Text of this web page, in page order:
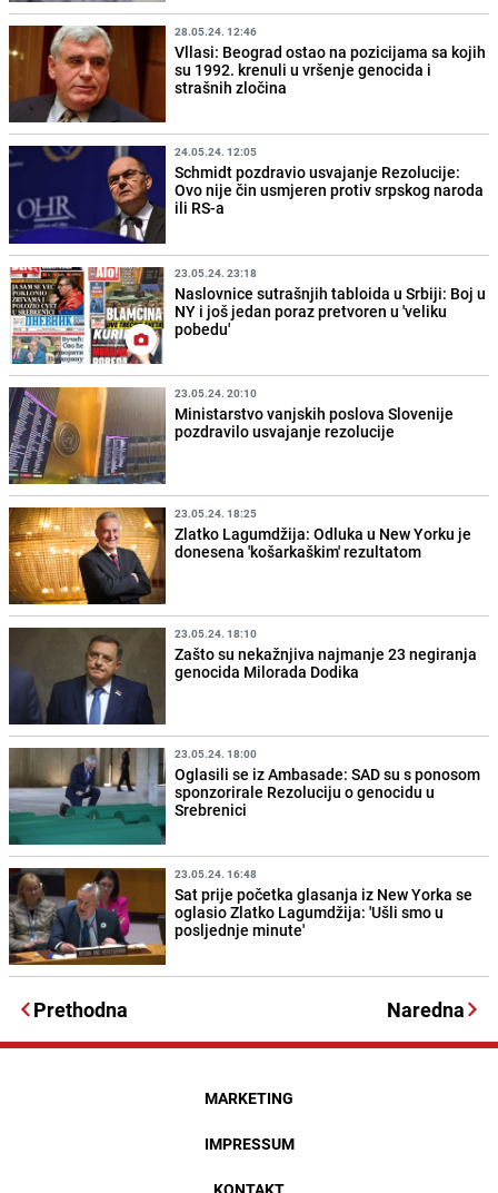
28.05.24. 12:46
Vllasi: Beograd ostao na pozicijama sa kojih
su 1992. krenuli u vršenje genocida i
strašnih zločina
24.05.24. 12:05
Schmidt pozdravio usvajanje Rezolucije:
Ovo nije čin usmjeren protiv srpskog naroda
ili RS-a
23.05.24. 23:18
Naslovnice sutrašnjih tabloida u Srbiji: Boj u
NY i još jedan poraz pretvoren u 'veliku
pobedu'
23.05.24. 20:10
Ministarstvo vanjskih poslova Slovenije
pozdravilo usvajanje rezolucije
23.05.24. 18:25
Zlatko Lagumdžija: Odluka u New Yorku je
donesena 'košarkaškim' rezultatom
23.05.24. 18:10
Zašto su nekažnjiva najmanje 23 negiranja
genocida Milorada Dodika
23.05.24. 18:00
Oglasili se iz Ambasade: SAD su s ponosom
sponzorirale Rezoluciju o genocidu u
Srebrenici
23.05.24. 16:48
Sat prije početka glasanja iz New Yorka se
oglasio Zlatko Lagumdžija: 'Ušli smo u
posljednje minute'
Prethodna Naredna
MARKETING
IMPRESSUM